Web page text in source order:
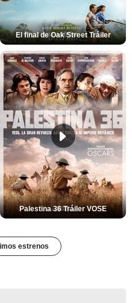
El final de Oak Street Tráiler
Palestina 36 Tráiler VOSE
estrenos